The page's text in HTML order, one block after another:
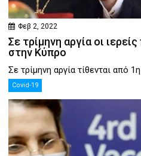
Φεβ 2, 2022
Σε τρίμηνη αργία οι
στην Κύπρο
Σε τρίμηνη αργία τίθενται από
Covid-19